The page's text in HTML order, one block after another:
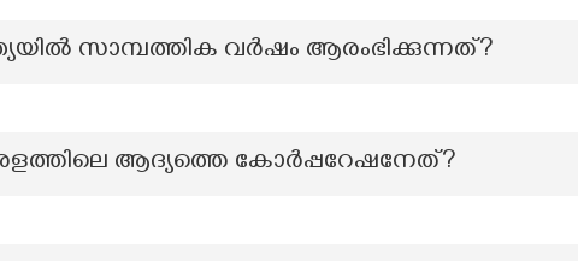
സാമ്പത്തിക വർഷം ആരംഭിക്കുന്നത്?
ആദ്യത്തെ കോര്‍പ്പറേഷനേത്?